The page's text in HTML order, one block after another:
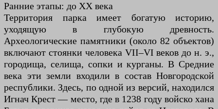
Ранние этапы: до XX века
Территория парка имеет богатую историю,
уходящую в глубокую древность.
Археологические памятники (около 82 объектов)
включают стоянки человека VII–VI веков до н. э.,
городища, селища, сопки и курганы. В Средние
века эти земли входили в состав Новгородской
республики. Здесь, по одной из версий, находился
Игнач Крест — место, где в 1238 году войско хана